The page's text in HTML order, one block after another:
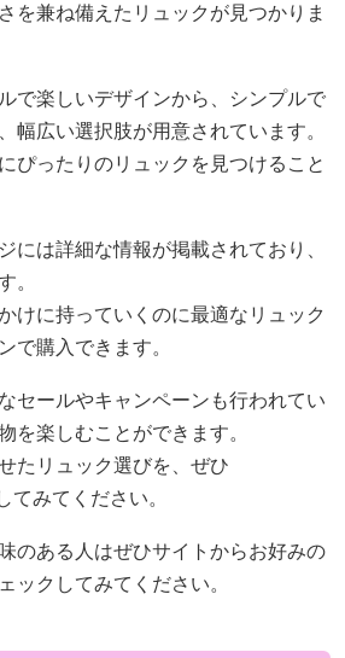
を兼ね備えたリュックが見つかりま
で楽しいデザインから、シンプルで
幅広い選択肢が用意されています。
ぴったりのリュックを見つけること
には詳細な情報が掲載されており、
。
けに持っていくのに最適なリュック
で購入できます。
セールやキャンペーンも行われてい
を楽しむことができます。
たリュック選びを、ぜひ
てみてください。
のある人はぜひサイトからお好みの
ックしてみてください。